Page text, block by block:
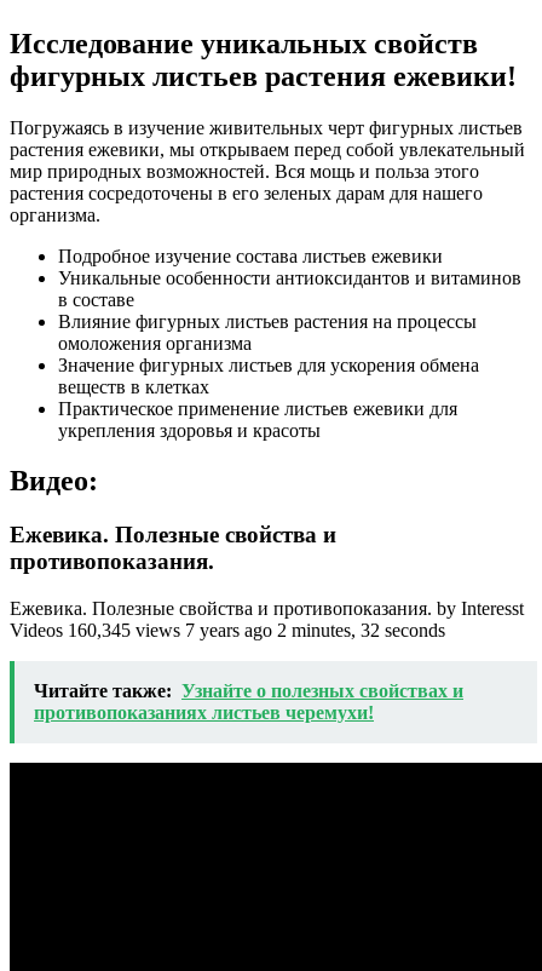
Исследование уникальных свойств
фигурных листьев растения ежевики!
Погружаясь в изучение живительных черт фигурных листьев
растения ежевики, мы открываем перед собой увлекательный
мир природных возможностей. Вся мощь и польза этого
растения сосредоточены в его зеленых дарам для нашего
организма.
Подробное изучение состава листьев ежевики
Уникальные особенности антиоксидантов и витаминов
в составе
Влияние фигурных листьев растения на процессы
омоложения организма
Значение фигурных листьев для ускорения обмена
веществ в клетках
Практическое применение листьев ежевики для
укрепления здоровья и красоты
Видео:
Ежевика. Полезные свойства и
противопоказания.
Ежевика. Полезные свойства и противопоказания. by Interesst
Videos 160,345 views 7 years ago 2 minutes, 32 seconds
Читайте также: Узнайте о полезных свойствах и
противопоказаниях листьев черемухи!